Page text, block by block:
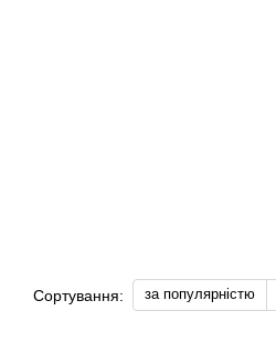
Сортування:
за популярністю